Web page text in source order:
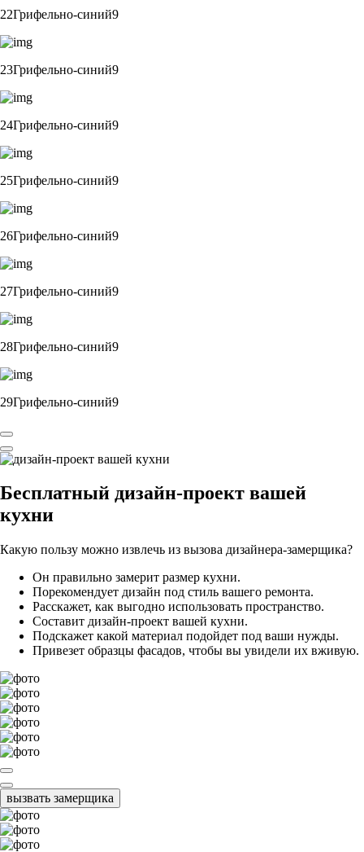
22Грифельно-синий9
23Грифельно-синий9
24Грифельно-синий9
25Грифельно-синий9
26Грифельно-синий9
27Грифельно-синий9
28Грифельно-синий9
29Грифельно-синий9
Бесплатный дизайн-проект вашей
кухни
Какую пользу можно извлечь из вызова дизайнера-замерщика?
Он правильно замерит размер кухни.
Порекомендует дизайн под стиль вашего ремонта.
Расскажет, как выгодно использовать пространство.
Составит дизайн-проект вашей кухни.
Подскажет какой материал подойдет под ваши нужды.
Привезет образцы фасадов, чтобы вы увидели их вживую.
вызвать замерщика